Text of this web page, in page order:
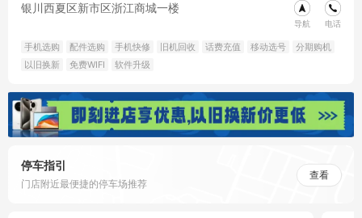
银川西夏区新市区浙江商城一楼
导航 电话
手机选购 配件选购 手机快修 旧机回收 话费充值 移动选号
分期购机
以旧换新
免费WIFI 软件升级
停车指引
门店附近最便捷的停车场推荐
查看